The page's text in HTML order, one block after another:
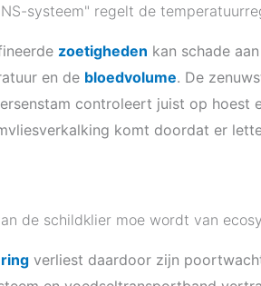
systeem" regelt de
zoetigheden kan schade
en de bloedvolume. De
controleert juist op hoest
komt doordat er
de schildklier moe wordt van
verliest daardoor zijn